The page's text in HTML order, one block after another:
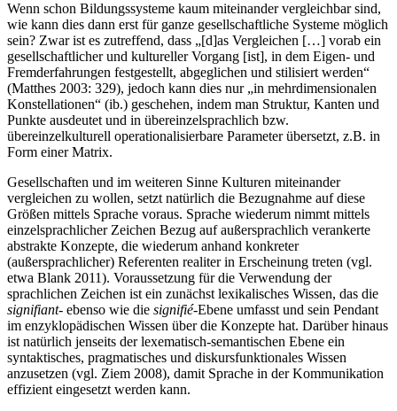
Wenn schon Bildungssysteme kaum miteinander vergleichbar sind,
wie kann dies dann erst für ganze gesellschaftliche Systeme möglich
sein? Zwar ist es zutreffend, dass „[d]as Vergleichen […] vorab ein
gesellschaftlicher und kultureller Vorgang [ist], in dem Eigen- und
Fremderfahrungen festgestellt, abgeglichen und stilisiert werden“
(Matthes 2003: 329), jedoch kann dies nur „in mehrdimensionalen
Konstellationen“ (ib.) geschehen, indem man Struktur, Kanten und
Punkte ausdeutet und in übereinzelsprachlich bzw.
übereinzelkulturell operationalisierbare Parameter übersetzt, z.B. in
Form einer Matrix.
Gesellschaften und im weiteren Sinne Kulturen miteinander
vergleichen zu wollen, setzt natürlich die Bezugnahme auf diese
Größen mittels Sprache voraus. Sprache wiederum nimmt mittels
einzelsprachlicher Zeichen Bezug auf außersprachlich verankerte
abstrakte Konzepte, die wiederum anhand konkreter
(außersprachlicher) Referenten realiter in Erscheinung treten (vgl.
etwa Blank 2011). Voraussetzung für die Verwendung der
sprachlichen Zeichen ist ein zunächst lexikalisches Wissen, das die
signifiant- ebenso wie die signifié-Ebene umfasst und sein Pendant
im enzyklopädischen Wissen über die Konzepte hat. Darüber hinaus
ist natürlich jenseits der lexematisch-semantischen Ebene ein
syntaktisches, pragmatisches und diskursfunktionales Wissen
anzusetzen (vgl. Ziem 2008), damit Sprache in der Kommunikation
effizient eingesetzt werden kann.